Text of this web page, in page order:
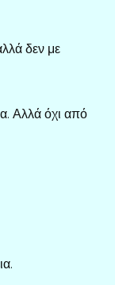
δεν με
Αλλά όχι από